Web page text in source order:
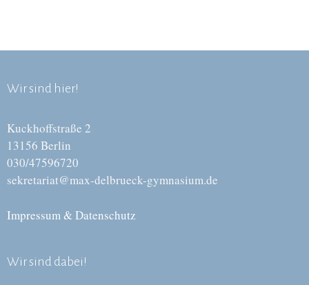
Wir sind hier!
Kuckhoffstraße 2
13156 Berlin
030/47596720
sekretariat@max-delbrueck-gymnasium.de
Impressum & Datenschutz
Wir sind dabei!